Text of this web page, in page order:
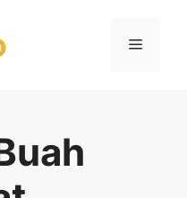
Menu